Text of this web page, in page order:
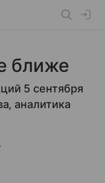
ближе
5 сентября
аналитика